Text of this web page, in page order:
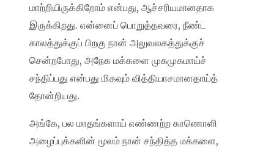
மாற்றியிருக்கிறோம் என்பது, ஆச்சரியமானதாக
இருக்கிறது. என்னைப் பொறுத்தவரை, நீண்ட
காலத்துக்குப் பிறகு நான் அலுவலகத்துக்குச்
சென்றபோது, அநேக மக்களை முகமுகமாய்ச்
சந்திப்பது என்பது மிகவும் வித்தியாசமானதாய்த்
தோன்றியது.
அங்கே, பல மாதங்களாய் எண்ணற்ற காணொளி
அழைப்புக்களின் மூலம் நான் சந்தித்த மக்களை,